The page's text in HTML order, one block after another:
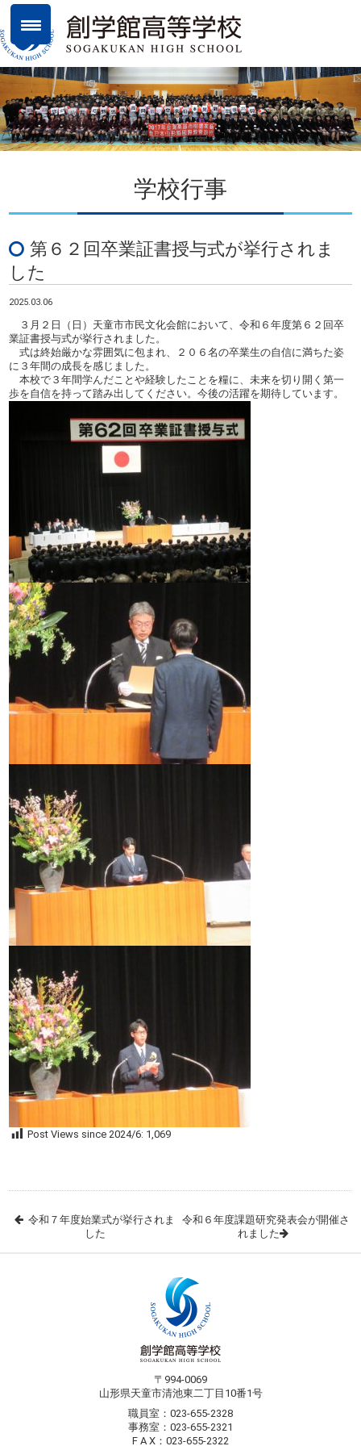
学校行事
第６２回卒業証書授与式が挙行されま
した
2025.03.06
３月２日（日）天童市市民文化会館において、令和６年度第６２回卒
業証書授与式が挙行されました。
式は終始厳かな雰囲気に包まれ、２０６名の卒業生の自信に満ちた姿
に３年間の成長を感じました。
本校で３年間学んだことや経験したことを糧に、未来を切り開く第一
歩を自信を持って踏み出してください。今後の活躍を期待しています。
Post Views since 2024/6: 1,069
令和７年度始業式が挙行されま
した
令和６年度課題研究発表会が開催さ
れました
〒994-0069
山形県天童市清池東二丁目10番1号
職員室：023-655-2328
事務室：023-655-2321
F A X：023-655-2322